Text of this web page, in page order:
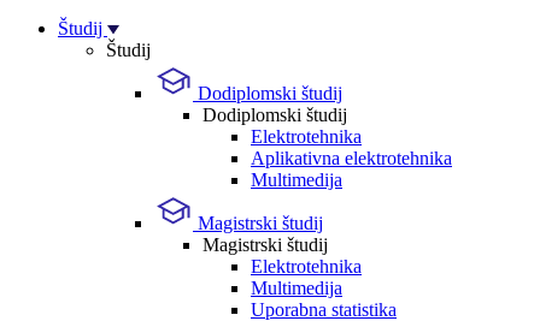
Študij
Študij
Dodiplomski študij
Dodiplomski študij
Elektrotehnika
Aplikativna elektrotehnika
Multimedija
Magistrski študij
Magistrski študij
Elektrotehnika
Multimedija
Uporabna statistika